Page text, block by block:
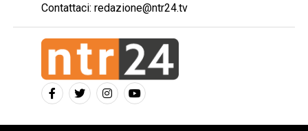
Contattaci: redazione@ntr24.tv